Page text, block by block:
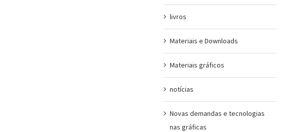
livros
Materiais e Downloads
Materiais gráficos
notícias
Novas demandas e tecnologias
nas gráficas